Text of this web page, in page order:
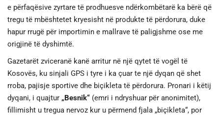
e përfaqësive zyrtare të prodhuesve ndërkombëtarë ka bërë që
tregu të mbështetet kryesisht në produkte të përdorura, duke
hapur rrugë për importimin e mallrave të paligjshme ose me
origjinë të dyshimtë.
Gazetarët zviceranë kanë arritur në një qytet të vogël të
Kosovës, ku sinjali GPS i tyre i ka çuar te një dyqan që shet
rroba, pajisje sportive dhe biçikleta të përdorura. Pronari i këtij
dyqani, i quajtur „Besnik“ (emri i ndryshuar për anonimitet),
fillimisht u tregua nervoz kur u përmend fjala „biçikleta“, por